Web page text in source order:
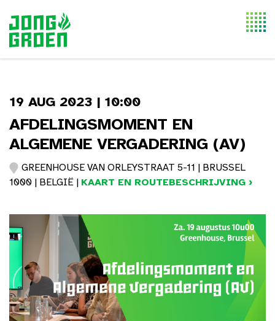
19 AUG 2023 | 10:00
AFDELINGSMOMENT EN
ALGEMENE VERGADERING (AV)
GREENHOUSE VAN ORLEYSTRAAT 5-11 | BRUSSEL
1000 | BELGIË | KAART EN ROUTEBESCHRIJVING ›